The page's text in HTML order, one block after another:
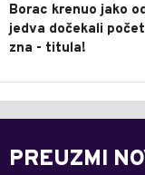
Borac krenuo jako
jedva dočekali
zna - titula!
PREUZMI